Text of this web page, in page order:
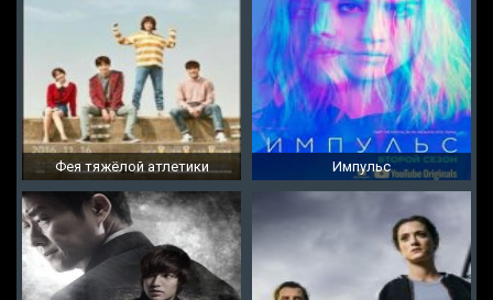
Фея тяжёлой атлетики Импульс